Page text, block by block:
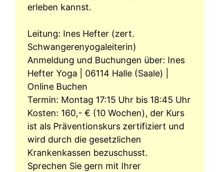
erleben kannst.
Leitung: Ines Hefter (zert.
Schwangerenyogaleiterin)
Anmeldung und Buchungen über: Ines
Hefter Yoga | 06114 Halle (Saale) |
Online Buchen
Termin: Montag 17:15 Uhr bis 18:45 Uhr
Kosten: 160,- € (10 Wochen), der Kurs
ist als Präventionskurs zertifiziert und
wird durch die gesetzlichen
Krankenkassen bezuschusst.
Sprechen Sie gern mit Ihrer